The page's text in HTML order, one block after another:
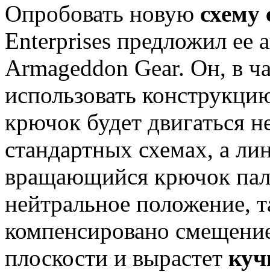
Опробовать новую схему
Enterprises предложил
Armageddon Gear. Он, в
использовать
крючок будет двигаться
стандартных схемах, а
вращающийся крючок
нейтральное положение,
компенсировано
плоскости и вырастет